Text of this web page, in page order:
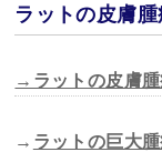
ラットの皮膚
→ラットの皮膚腫
→ ラットの巨大